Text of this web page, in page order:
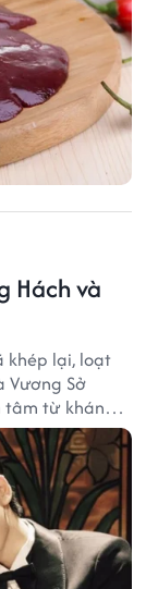
Hách và
khép lại, loạt
Vương Sở
tâm từ khán